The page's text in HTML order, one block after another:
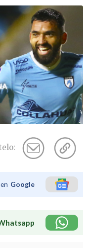
Google